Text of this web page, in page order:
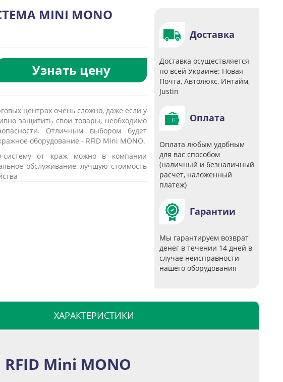
MINI MONO
Узнать цену
центрах очень сложно, даже если у
защитить свои товары, необходимо
Отличным выбором будет
оборудование - RFID Mini MONO.
систему от краж можно в компании
обслуживание, лучшую стоимость
Доставка
Доставка осуществляется
по всей Украине: Новая
Почта, Автолюкс, Интайм,
Justin
Оплата
Оплата любым удобным
для вас способом
(наличный и безналичный
расчет, наложенный
платеж)
Гарантии
Мы гарантируем возврат
денег в течении 14 дней в
случае неисправности
нашего оборудования
ХАРАКТЕРИСТИКИ
Mini MONO